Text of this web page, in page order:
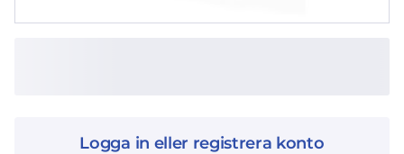
Logga in eller registrera konto